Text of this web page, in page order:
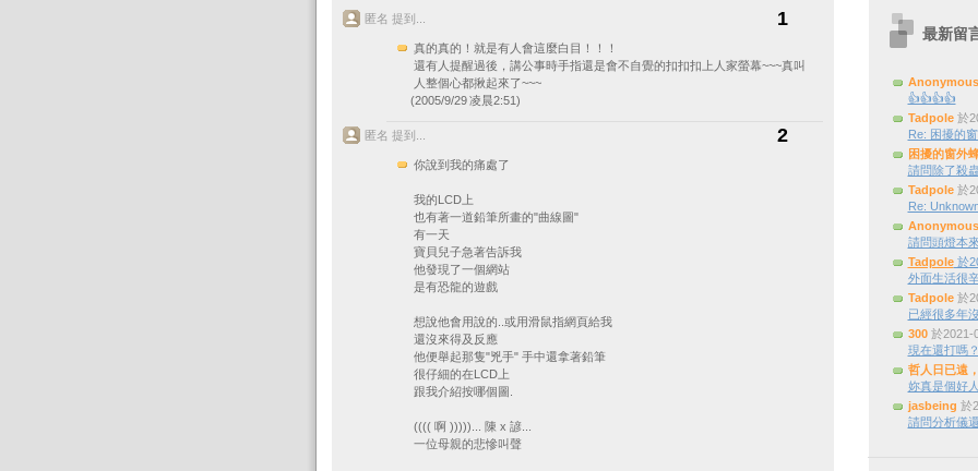
匿名 提到... 1
真的真的！就是有人會這麼白目！！！
還有人提醒過後，講公事時手指還是會不自覺的扣扣扣上人家螢幕~~~真叫
人整個心都揪起來了~~~
(2005/9/29 凌晨2:51)
匿名 提到... 2
你說到我的痛處了
我的LCD上
也有著一道鉛筆所畫的"曲線圖"
有一天
寶貝兒子急著告訴我
他發現了一個網站
是有恐龍的遊戲
想說他會用說的..或用滑鼠指網頁給我
還沒來得及反應
他便舉起那隻"兇手" 手中還拿著鉛筆
很仔細的在LCD上
跟我介紹按哪個圖.
(((( 啊 )))))... 陳 x 諺...
一位母親的悲慘叫聲
最新留
Anonymous
👍👍👍👍
Tadpole於
Re: 困擾的
困擾的窗外
請問除了殺
Tadpole於
Re:
Anonymous
請問頭燈本
Tadpole於
外面生活很
Tadpole於
已經很多年
300於2021-
現在還打嗎？
哲人日已遠
妳真是個好人
jasbeing 於
請問分析儀